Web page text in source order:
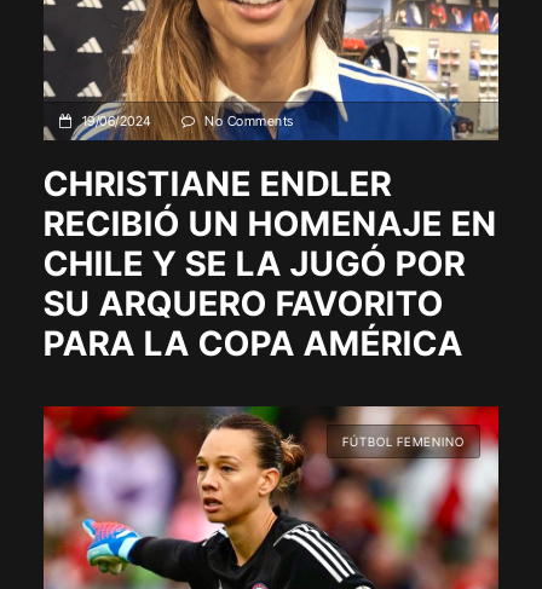
19/06/2024 No Comments
CHRISTIANE ENDLER
RECIBIÓ UN HOMENAJE EN
CHILE Y SE LA JUGÓ POR
SU ARQUERO FAVORITO
PARA LA COPA AMÉRICA
FÚTBOL FEMENINO